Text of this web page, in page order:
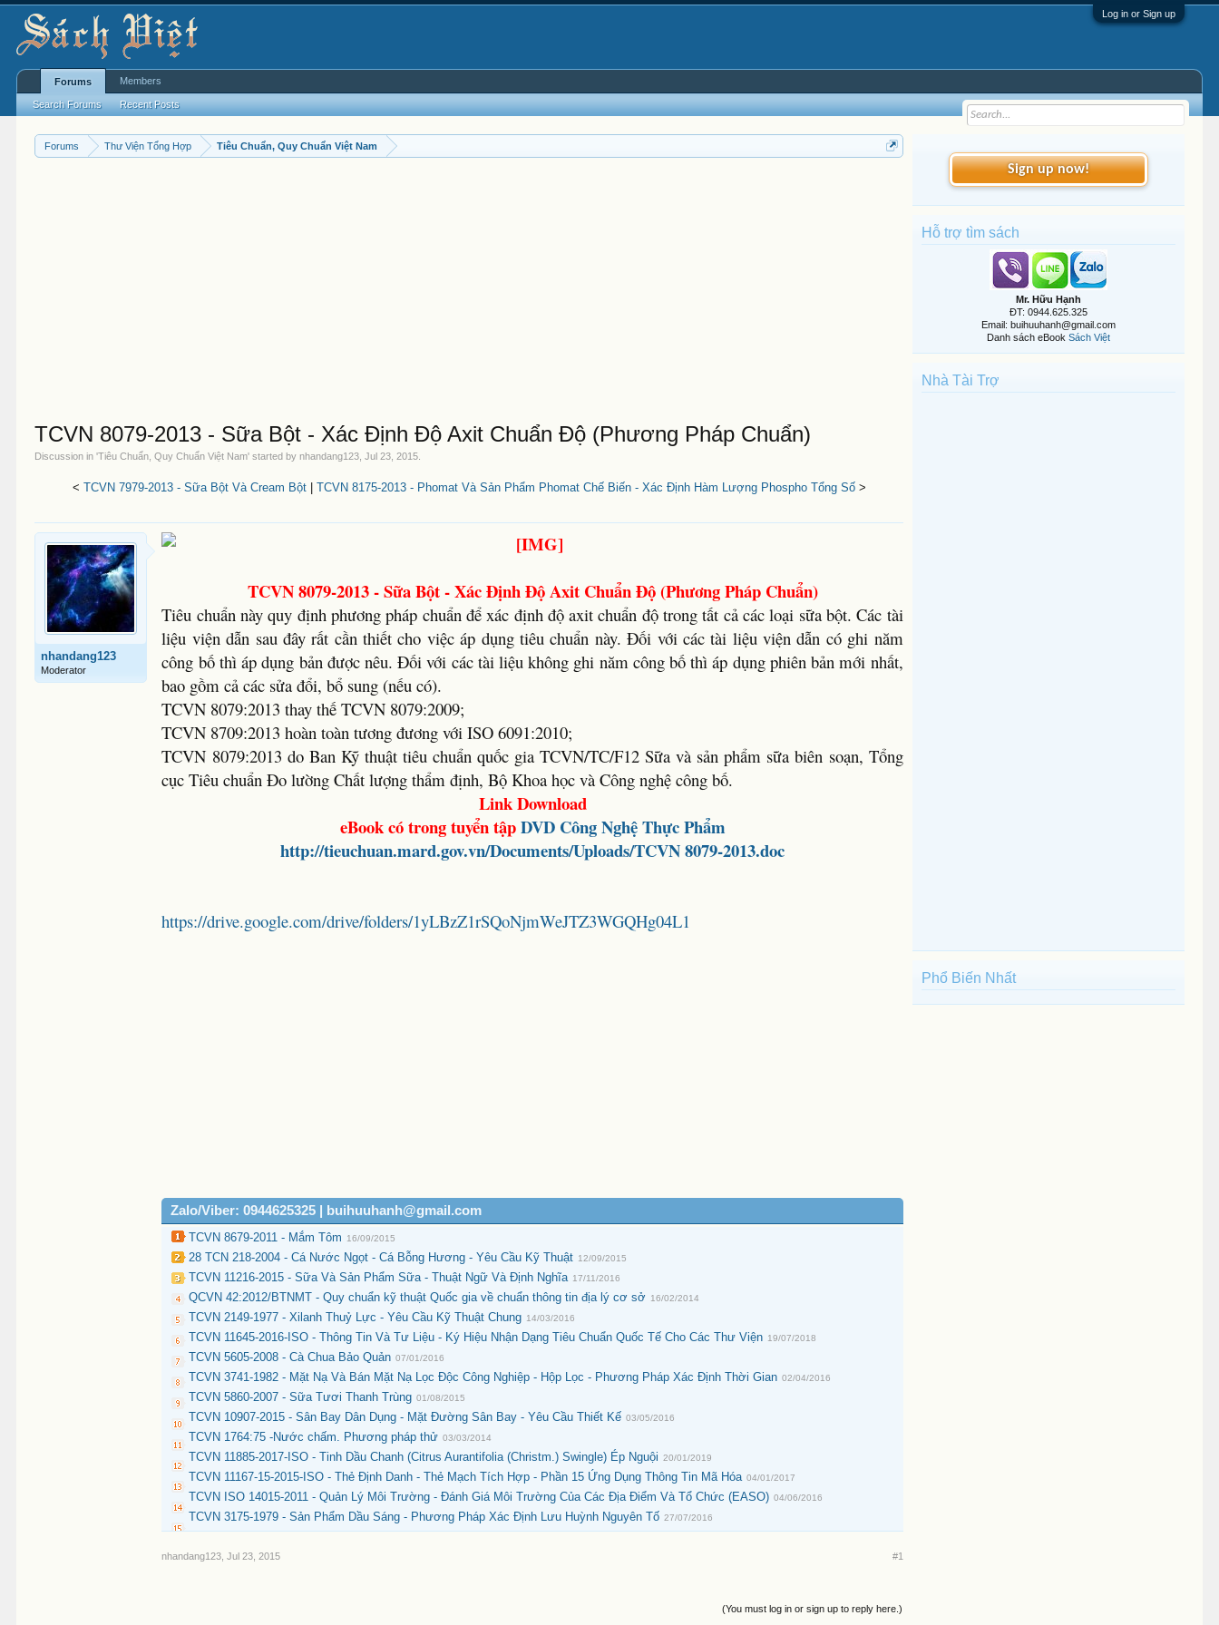
Log in or Sign up
Forums Thư Viện Tổng Hợp Tiêu Chuẩn, Quy Chuẩn Việt Nam
TCVN 8079-2013 - Sữa Bột - Xác Định Độ Axit Chuẩn Độ (Phương Pháp Chuẩn)
Discussion in 'Tiêu Chuẩn, Quy Chuẩn Việt Nam' started bynhandang123 ,Jul 23, 2015
< TCVN 7979-2013 - Sữa Bột Và Cream Bột| TCVN 8175-2013 - Phomat Và Sản Phẩm Phomat Chế Biến - Xác Định Hàm Lượng Phospho Tổng Số>
nhandang123
Moderator
TCVN 8079-2013 - Sữa Bột - Xác Định Độ Axit Chuẩn Độ (Phương Pháp Chuẩn)
Tiêu chuẩn này quy định phương pháp chuẩn để xác định độ axit chuẩn độ trong tất cả các loại sữa bột. Các tài
liệu viện dẫn sau đây rất cần thiết cho việc áp dụng tiêu chuẩn này. Đối với các tài liệu viện dẫn có ghi năm
công bố thì áp dụng bản được nêu. Đối với các tài liệu không ghi năm công bố thì áp dụng phiên bản mới nhất,
bao gồm cả các sửa đổi, bổ sung (nếu có).
TCVN 8079:2013 thay thế TCVN 8079:2009;
TCVN 8709:2013 hoàn toàn tương đương với ISO 6091:2010;
TCVN 8079:2013 do Ban Kỹ thuật tiêu chuẩn quốc gia TCVN/TC/F12 Sữa và sản phẩm sữa biên soạn, Tổng
cục Tiêu chuẩn Đo lường Chất lượng thẩm định, Bộ Khoa học và Công nghệ công bố.
Link Download
eBook có trong tuyển tậpDVD Công Nghệ Thực Phẩm
http://tieuchuan.mard.gov.vn/Documents/Uploads/TCVN 8079-2013.doc
https://drive.google.com/drive/folders/1yLBzZ1rSQoNjmWeJTZ3WGQHg04L1
Zalo/Viber: 0944625325 | buihuuhanh@gmail.com
TCVN 8679-2011 - Mắm Tôm 16/09/2015
28 TCN 218-2004 - Cá Nước Ngọt - Cá Bỗng Hương - Yêu Cầu Kỹ Thuật 12/09/2015
TCVN 11216-2015 - Sữa Và Sản Phẩm Sữa - Thuật Ngữ Và Định Nghĩa 17/11/2016
QCVN 42:2012/BTNMT - Quy chuẩn kỹ thuật Quốc gia về chuẩn thông tin địa lý cơ sở 16/02/2014
TCVN 2149-1977 - Xilanh Thuỷ Lực - Yêu Cầu Kỹ Thuật Chung 14/03/2016
TCVN 11645-2016-ISO - Thông Tin Và Tư Liệu - Ký Hiệu Nhận Dạng Tiêu Chuẩn Quốc Tế Cho Các Thư Viện 19/07/2018
TCVN 5605-2008 - Cà Chua Bảo Quản 07/01/2016
TCVN 3741-1982 - Mặt Nạ Và Bán Mặt Nạ Lọc Độc Công Nghiệp - Hộp Lọc - Phương Pháp Xác Định Thời Gian 02/04/2016
TCVN 5860-2007 - Sữa Tươi Thanh Trùng 01/08/2015
TCVN 10907-2015 - Sân Bay Dân Dụng - Mặt Đường Sân Bay - Yêu Cầu Thiết Kế 03/05/2016
TCVN 1764:75 -Nước chấm. Phương pháp thử 03/03/2014
TCVN 11885-2017-ISO - Tinh Dầu Chanh (Citrus Aurantifolia (Christm.) Swingle) Ép Nguội 20/01/2019
TCVN 11167-15-2015-ISO - Thẻ Định Danh - Thẻ Mạch Tích Hợp - Phần 15 Ứng Dụng Thông Tin Mã Hóa 04/01/2017
TCVN ISO 14015-2011 - Quản Lý Môi Trường - Đánh Giá Môi Trường Của Các Địa Điểm Và Tổ Chức (EASO) 04/06/2016
TCVN 3175-1979 - Sản Phẩm Dầu Sáng - Phương Pháp Xác Định Lưu Huỳnh Nguyên Tố 27/07/2016
nhandang123 Jul 23, 2015 #1
(You must log in or sign up to reply here.)
Sign up now!
Hỗ trợ tìm sách
Mr. Hữu Hạnh
ĐT: 0944.625.325
Email: buihuuhanh@gmail.com
Danh sách eBook Sách Việt
Nhà Tài Trợ
Phổ Biến Nhất
Forums
Search Forums Recent Posts
Members